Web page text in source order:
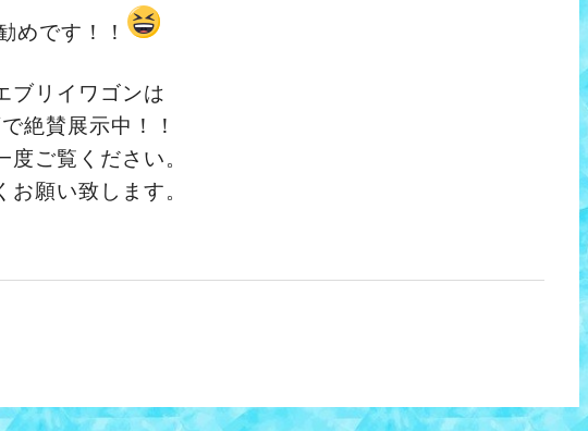
めです！！
ブリイワゴンは
絶賛展示中！！
度ご覧ください。
お願い致します。